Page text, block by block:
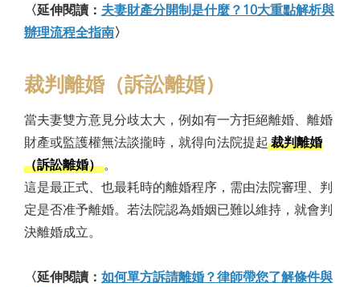
〈延伸閱讀： 夫妻財產分開制是什麼？10大重點解析與
辦理流程全指南〉
裁判離婚（訴訟離婚）
當夫妻雙方意見分歧太大，例如有一方拒絕離婚、離婚
財產或監護權無法談攏時，就得向法院提起裁判離婚
（訴訟離婚）。
這是最正式、也最耗時的離婚程序，需由法院審理、判
定是否准予離婚。若法院認為婚姻已難以維持，就會判
決離婚成立。
〈延伸閱讀： 如何單方訴請離婚？律師帶您了解條件與